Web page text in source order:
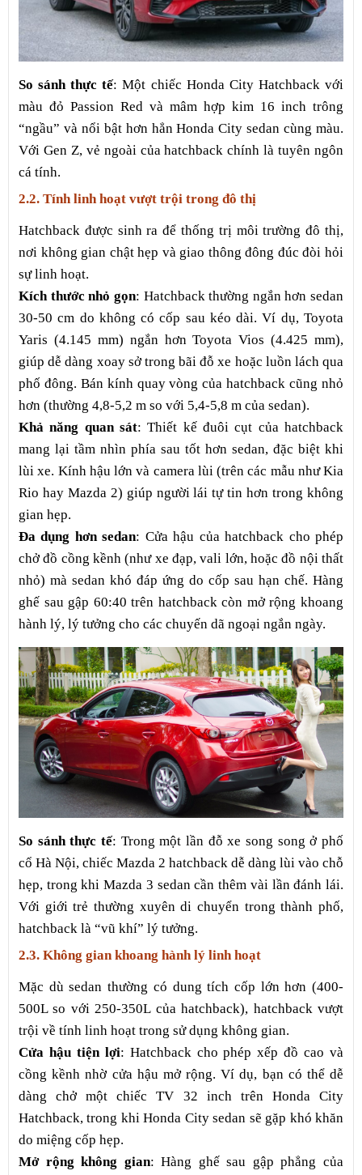
So sánh thực tế: Một chiếc Honda City Hatchback với
màu đỏ Passion Red và mâm hợp kim 16 inch trông
“ngầu” và nổi bật hơn hẳn Honda City sedan cùng màu.
Với Gen Z, vẻ ngoài của hatchback chính là tuyên ngôn
cá tính.
2.2. Tính linh hoạt vượt trội trong đô thị
Hatchback được sinh ra để thống trị môi trường đô thị,
nơi không gian chật hẹp và giao thông đông đúc đòi hỏi
sự linh hoạt.
Kích thước nhỏ gọn: Hatchback thường ngắn hơn sedan
30-50 cm do không có cốp sau kéo dài. Ví dụ, Toyota
Yaris (4.145 mm) ngắn hơn Toyota Vios (4.425 mm),
giúp dễ dàng xoay sở trong bãi đỗ xe hoặc luồn lách qua
phố đông. Bán kính quay vòng của hatchback cũng nhỏ
hơn (thường 4,8-5,2 m so với 5,4-5,8 m của sedan).
Khả năng quan sát: Thiết kế đuôi cụt của hatchback
mang lại tầm nhìn phía sau tốt hơn sedan, đặc biệt khi
lùi xe. Kính hậu lớn và camera lùi (trên các mẫu như Kia
Rio hay Mazda 2) giúp người lái tự tin hơn trong không
gian hẹp.
Đa dụng hơn sedan: Cửa hậu của hatchback cho phép
chở đồ cồng kềnh (như xe đạp, vali lớn, hoặc đồ nội thất
nhỏ) mà sedan khó đáp ứng do cốp sau hạn chế. Hàng
ghế sau gập 60:40 trên hatchback còn mở rộng khoang
hành lý, lý tưởng cho các chuyến dã ngoại ngắn ngày.
So sánh thực tế: Trong một lần đỗ xe song song ở phố
cổ Hà Nội, chiếc Mazda 2 hatchback dễ dàng lùi vào chỗ
hẹp, trong khi Mazda 3 sedan cần thêm vài lần đánh lái.
Với giới trẻ thường xuyên di chuyển trong thành phố,
hatchback là “vũ khí” lý tưởng.
2.3. Không gian khoang hành lý linh hoạt
Mặc dù sedan thường có dung tích cốp lớn hơn (400-
500L so với 250-350L của hatchback), hatchback vượt
trội về tính linh hoạt trong sử dụng không gian.
Cửa hậu tiện lợi: Hatchback cho phép xếp đồ cao và
cồng kềnh nhờ cửa hậu mở rộng. Ví dụ, bạn có thể dễ
dàng chở một chiếc TV 32 inch trên Honda City
Hatchback, trong khi Honda City sedan sẽ gặp khó khăn
do miệng cốp hẹp.
Mở rộng không gian: Hàng ghế sau gập phẳng của